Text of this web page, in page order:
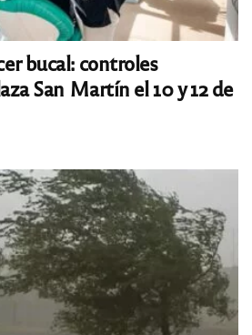
bucal: controles
San Martín el 10 y 12 de